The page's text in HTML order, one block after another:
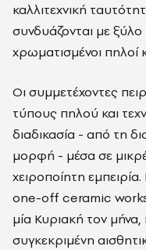
καλλιτεχνική
συνδυάζονται με
χρωματισμένοι πηλοί
Οι συμμετέχοντες
τύπους πηλού και
διαδικασία - από τη
μορφή - μέσα σε
χειροποίητη
one-off ceramic
μία Κυριακή τον
συγκεκριμένη